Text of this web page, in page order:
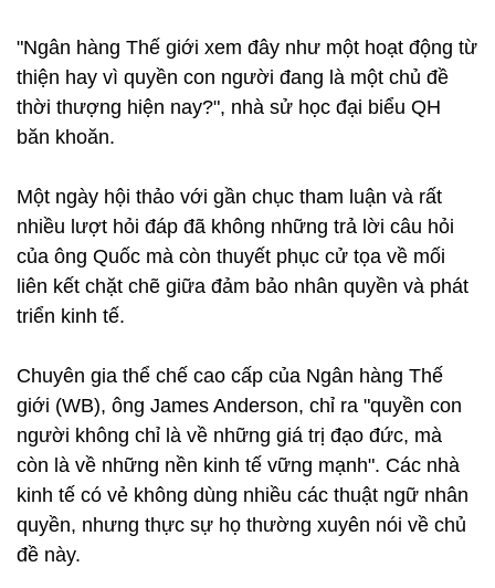
"Ngân hàng Thế giới xem đây như một hoạt động từ
thiện hay vì quyền con người đang là một chủ đề
thời thượng hiện nay?", nhà sử học đại biểu QH
băn khoăn.
Một ngày hội thảo với gần chục tham luận và rất
nhiều lượt hỏi đáp đã không những trả lời câu hỏi
của ông Quốc mà còn thuyết phục cử tọa về mối
liên kết chặt chẽ giữa đảm bảo nhân quyền và phát
triển kinh tế.
Chuyên gia thể chế cao cấp của Ngân hàng Thế
giới (WB), ông James Anderson, chỉ ra "quyền con
người không chỉ là về những giá trị đạo đức, mà
còn là về những nền kinh tế vững mạnh". Các nhà
kinh tế có vẻ không dùng nhiều các thuật ngữ nhân
quyền, nhưng thực sự họ thường xuyên nói về chủ
đề này.